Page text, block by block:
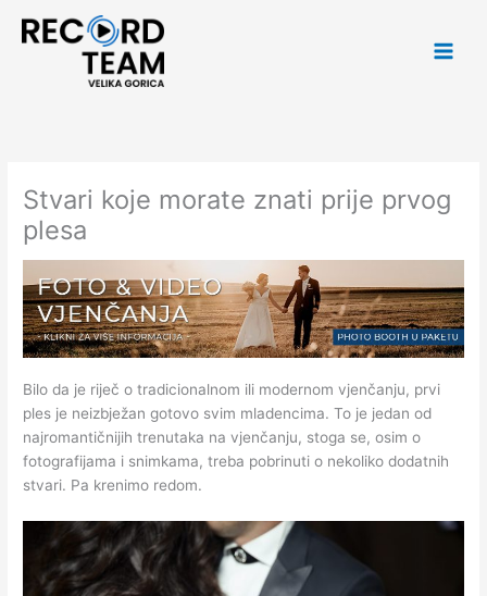
Stvari koje morate znati prije prvog
plesa
Bilo da je riječ o tradicionalnom ili modernom vjenčanju, prvi
ples je neizbježan gotovo svim mladencima. To je jedan od
najromantičnijih trenutaka na vjenčanju, stoga se, osim o
fotografijama i snimkama, treba pobrinuti o nekoliko dodatnih
stvari. Pa krenimo redom.